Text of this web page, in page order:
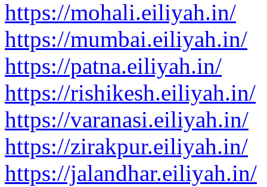
https://mohali.eiliyah.in/
https://mumbai.eiliyah.in/
https://patna.eiliyah.in/
https://rishikesh.eiliyah.in/
https://varanasi.eiliyah.in/
https://zirakpur.eiliyah.in/
https://jalandhar.eiliyah.in/